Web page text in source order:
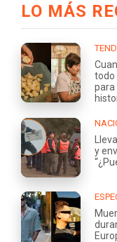
LO MÁS
todo
para
y